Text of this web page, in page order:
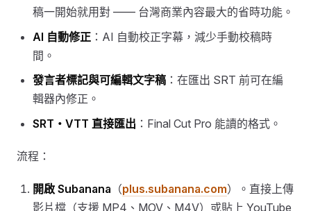
稿一開始就用對 —— 台灣商業內容最大的省時功能。
AI 自動修正 ：AI 自動校正字幕，減少手動校稿時
間。
發言者標記與可編輯文字稿 ：在匯出 SRT 前可在編
輯器內修正。
SRT・VTT 直接匯出 ：Final Cut Pro 能讀的格式。
流程：
開啟 Subanana （plus.subanana.com）。直接上傳
影片檔（支援 MP4、MOV、M4V）或貼上 YouTube